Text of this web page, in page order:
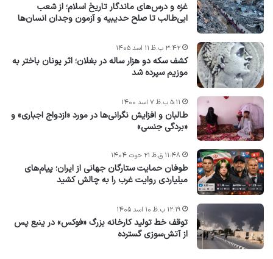
غزه و درس‌های ماندگار تاریخ اسلام؛ از شعب
ابی‌طالب تا صلح حدیبیه و آزمون وجدان انسان‌ها
کشف سکه دو هزار ساله در بغلان؛ اثر یونان باختر به
موزیم سپرده شد
۳:۴۲ ب.ظ ۱۱ اسد ۱۴۰۵
طالبان و افزایش نگرانی‌ها در مورد «ازدواج اجباری» و
«بردگی جنسی»
۵:۱۱ ب.ظ ۷ اسد ۱۴۰۰
طوفان حمایت ستارگان جهانی از ایران؛ پیام‌های
میلیاردی روایت غرب را به چالش کشید
۱۱:۴۸ ق.ظ ۲۱ حوت ۱۴۰۴
توقف خط تولید کارخانه بزرگ «فوکس» در ینبع پس
از آتش‌سوزی گسترده
۱۲:۱۹ ب.ظ ۱۰ اسد ۱۴۰۵